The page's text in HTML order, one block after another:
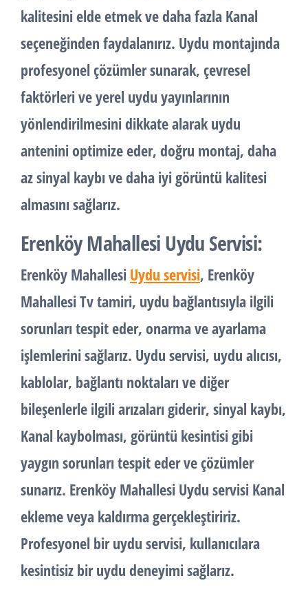
kalitesini elde etmek ve daha fazla Kanal
seçeneğinden faydalanırız. Uydu montajında
profesyonel çözümler sunarak, çevresel
faktörleri ve yerel uydu yayınlarının
yönlendirilmesini dikkate alarak uydu
antenini optimize eder, doğru montaj, daha
az sinyal kaybı ve daha iyi görüntü kalitesi
almasını sağlarız.
Erenköy Mahallesi Uydu Servisi:
Erenköy Mahallesi Uydu servisi, Erenköy
Mahallesi Tv tamiri, uydu bağlantısıyla ilgili
sorunları tespit eder, onarma ve ayarlama
işlemlerini sağlarız. Uydu servisi, uydu alıcısı,
kablolar, bağlantı noktaları ve diğer
bileşenlerle ilgili arızaları giderir, sinyal kaybı,
Kanal kaybolması, görüntü kesintisi gibi
yaygın sorunları tespit eder ve çözümler
sunarız. Erenköy Mahallesi Uydu servisi Kanal
ekleme veya kaldırma gerçekleştiririz.
Profesyonel bir uydu servisi, kullanıcılara
kesintisiz bir uydu deneyimi sağlarız.